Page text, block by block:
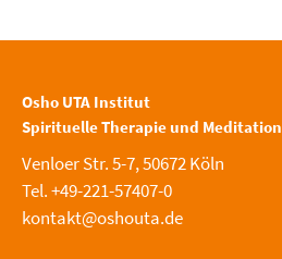
Osho UTA Institut
Spirituelle Therapie und Meditation
Venloer Str. 5-7, 50672 Köln
Tel. +49-221-57407-0
kontakt@oshouta.de